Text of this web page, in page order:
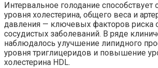
Интервальное голодание
уровня холестерина, общего веса и
давления — ключевых факторов риска
сосудистых заболеваний. В ряде
наблюдалось улучшение липидного
уровня триглицеридов и повышение
холестерина HDL.